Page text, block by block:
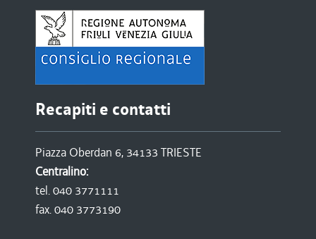
Recapiti e contatti
Piazza Oberdan 6, 34133 TRIESTE
Centralino:
tel. 040 3771111
fax. 040 3773190